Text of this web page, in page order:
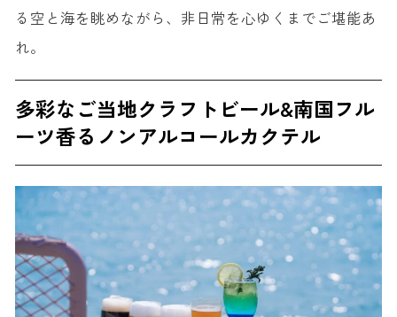
る空と海を眺めながら、非日常を心ゆくまでご堪能あ
れ。
多彩なご当地クラフトビール&南国フル
ーツ香るノンアルコールカクテル